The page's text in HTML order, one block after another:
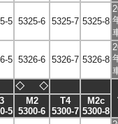
5 5325-6 5325-7 5325-8
5 5326-6 5326-7 5326-8
◇ ◇
5
M2
5300-6
T4
5300-7
M2c
5300-8